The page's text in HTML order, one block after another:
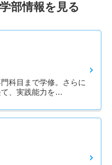
部情報を見る
科目まで学修。さらに
て、実践能力を…